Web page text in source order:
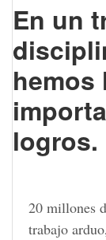
En un
hemos
logros.
20 millones
trabajo